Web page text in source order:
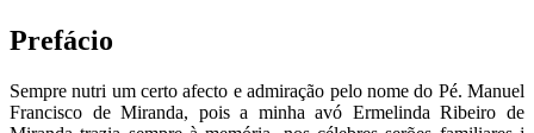
Prefácio
Sempre nutri um certo afecto e admiração pelo nome do Pé. Manuel
Francisco de Miranda, pois a minha avó Ermelinda Ribeiro de